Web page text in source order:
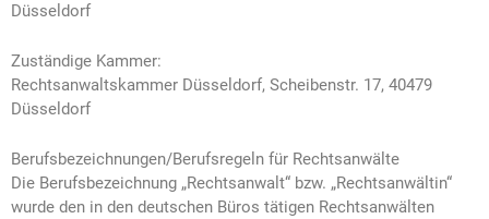
Düsseldorf
Zuständige Kammer:
Rechtsanwaltskammer Düsseldorf, Scheibenstr. 17, 40479
Düsseldorf
Berufsbezeichnungen/Berufsregeln für Rechtsanwälte
Die Berufsbezeichnung „Rechtsanwalt“ bzw. „Rechtsanwältin“
wurde den in den deutschen Büros tätigen Rechtsanwälten